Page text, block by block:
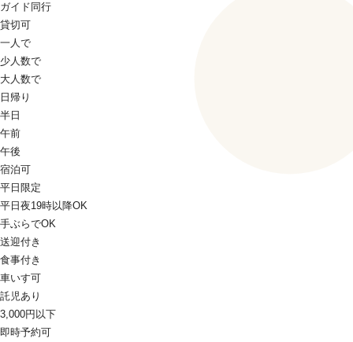
ガイド同行
貸切可
一人で
少人数で
大人数で
日帰り
半日
午前
午後
宿泊可
平日限定
平日夜19時以降OK
手ぶらでOK
送迎付き
食事付き
車いす可
託児あり
3,000円以下
即時予約可